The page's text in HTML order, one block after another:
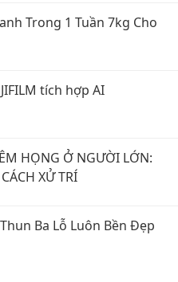
Trong 1 Tuần 7kg Cho
tích hợp AI
HỌNG Ở NGƯỜI LỚN:
XỬ TRÍ
Ba Lỗ Luôn Bền Đẹp